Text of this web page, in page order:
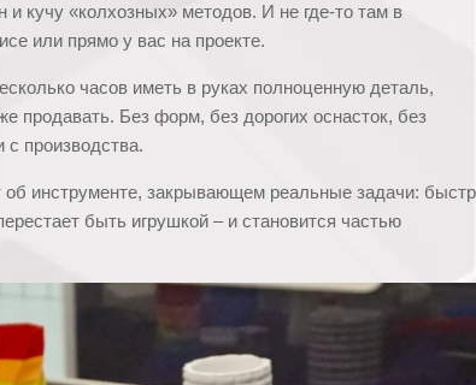
кучу «колхозных» методов. И не где-то там в
или прямо у вас на проекте.
часов иметь в руках полноценную деталь,
продавать. Без форм, без дорогих оснасток, без
производства.
об инструменте, закрывающем реальные задачи:
быть игрушкой – и становится частью